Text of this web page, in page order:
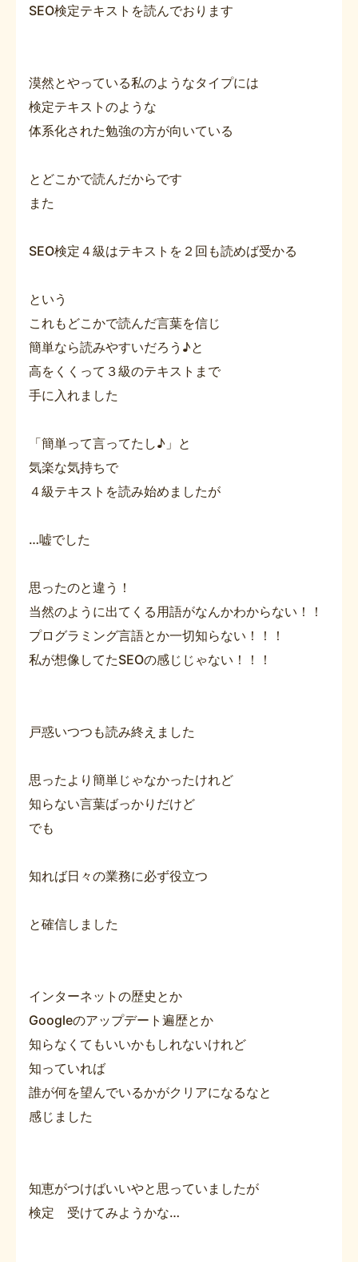
SEO検定テキストを読んでおります
漠然とやっている私のようなタイプには
検定テキストのような
体系化された勉強の方が向いている
とどこかで読んだからです
また
SEO検定４級はテキストを２回も読めば受かる
という
これもどこかで読んだ言葉を信じ
簡単なら読みやすいだろう♪と
高をくくって３級のテキストまで
手に入れました
「簡単って言ってたし♪」と
気楽な気持ちで
４級テキストを読み始めましたが
…嘘でした
思ったのと違う！
当然のように出てくる用語がなんかわからない！！
プログラミング言語とか一切知らない！！！
私が想像してたSEOの感じじゃない！！！
戸惑いつつも読み終えました
思ったより簡単じゃなかったけれど
知らない言葉ばっかりだけど
でも
知れば日々の業務に必ず役立つ
と確信しました
インターネットの歴史とか
Googleのアップデート遍歴とか
知らなくてもいいかもしれないけれど
知っていれば
誰が何を望んでいるかがクリアになるなと
感じました
知恵がつけばいいやと思っていましたが
検定 受けてみようかな…